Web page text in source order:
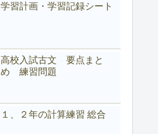
学習計画・学習記録シート
高校入試古文 要点まと
め 練習問題
１、２年の計算練習 総合